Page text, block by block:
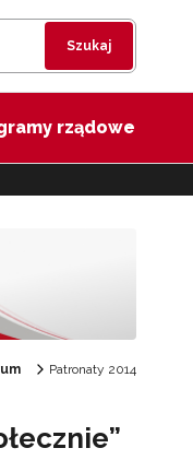
Szukaj
rządowe
Patronaty 2014